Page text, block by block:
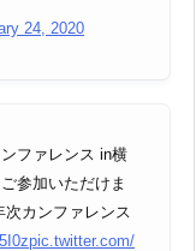
24, 2020
ファレンス in横
参加いただけま
カンファレンス
pic.twitter.com/